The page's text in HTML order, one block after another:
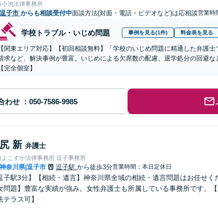
小池法律事務所
逗子市 からも相談受付中面談方法(対面・電話・ビデオなど)は応相談営業時
学校トラブル・いじめ問題 事例を見る(1件) 料金表を見る
【関東エリア対応】【初回相談無料】「学校のいじめ問題に精通した弁護
求など、解決事例が豊富。いじめによる欠席数の配慮、退学処分の回避な
【完全個室】
わせ
新 弁護士
よこすか法律事務所 逗子事務所
神奈川県|逗子市 逗子駅 から徒歩3分営業時間：本日定休日
子駅3分】【相続・遺言】神奈川県全域の相続・遺言問題はお任せ
問題】豊富な実績が強み。女性弁護士も所属している事務所です。
テラス可】